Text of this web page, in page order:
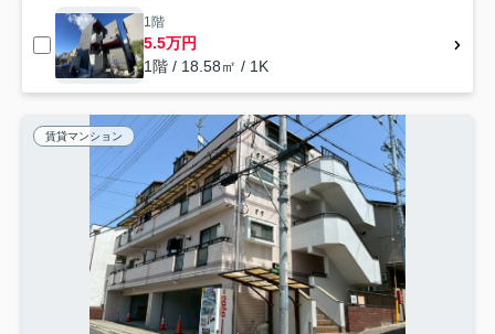
1階
5.5万円
1階 / 18.58㎡ / 1K
賃貸マンション